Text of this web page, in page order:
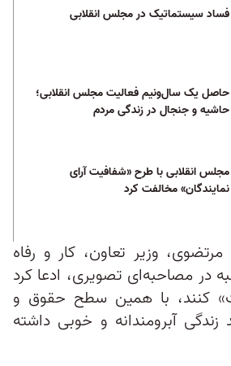
فساد سیستماتیک در مجلس انقلابی
حاصل یک سال‌و‌نیم فعالیت مجلس انقلابی؛
حاشیه و جنجال در زندگی مردم
مجلس انقلابی با طرح «شفافیت آرای
نمایندگان» مخالفت کرد
وزیر تعاون، کار و رفاه
در مصاحبه‌ای تصویری، ادعا کرد
کنند، با همین سطح حقوق و
زندگی آبرومندانه و خوبی داشته